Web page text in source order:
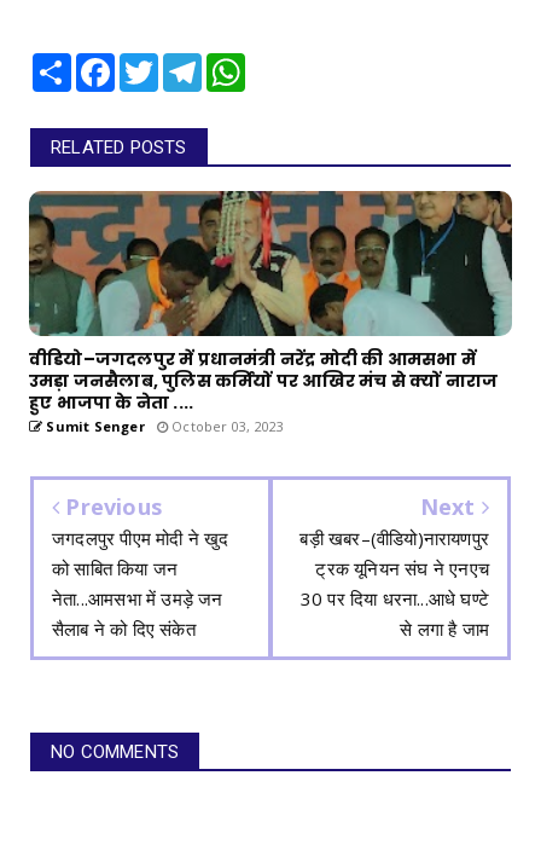
Share Facebook
TwitterTelegram
RELATED POSTS
वीडियो–जगदलपुर में प्रधानमंत्री नरेंद्र मोदी की आमसभा में
उमड़ा जनसैलाब, पुलिस कर्मियों पर आखिर मंच से क्यों नाराज
हुए भाजपा के नेता ....
Sumit Senger October 03, 2023
Previous
जगदलपुर पीएम मोदी ने खुद
को साबित किया जन
नेता...आमसभा में उमड़े जन
सैलाब ने को दिए संकेत
Next
बड़ी खबर–(वीडियो)नारायणपुर
ट्रक यूनियन संघ ने एनएच
30 पर दिया धरना...आधे घण्टे
से लगा है जाम
NO COMMENTS